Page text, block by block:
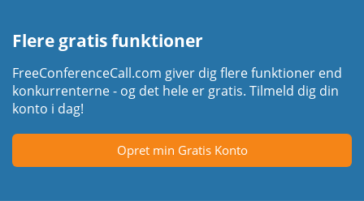
Flere gratis funktioner
FreeConferenceCall.com giver dig flere funktioner end
konkurrenterne - og det hele er gratis. Tilmeld dig din
konto i dag!
Opret min Gratis Konto